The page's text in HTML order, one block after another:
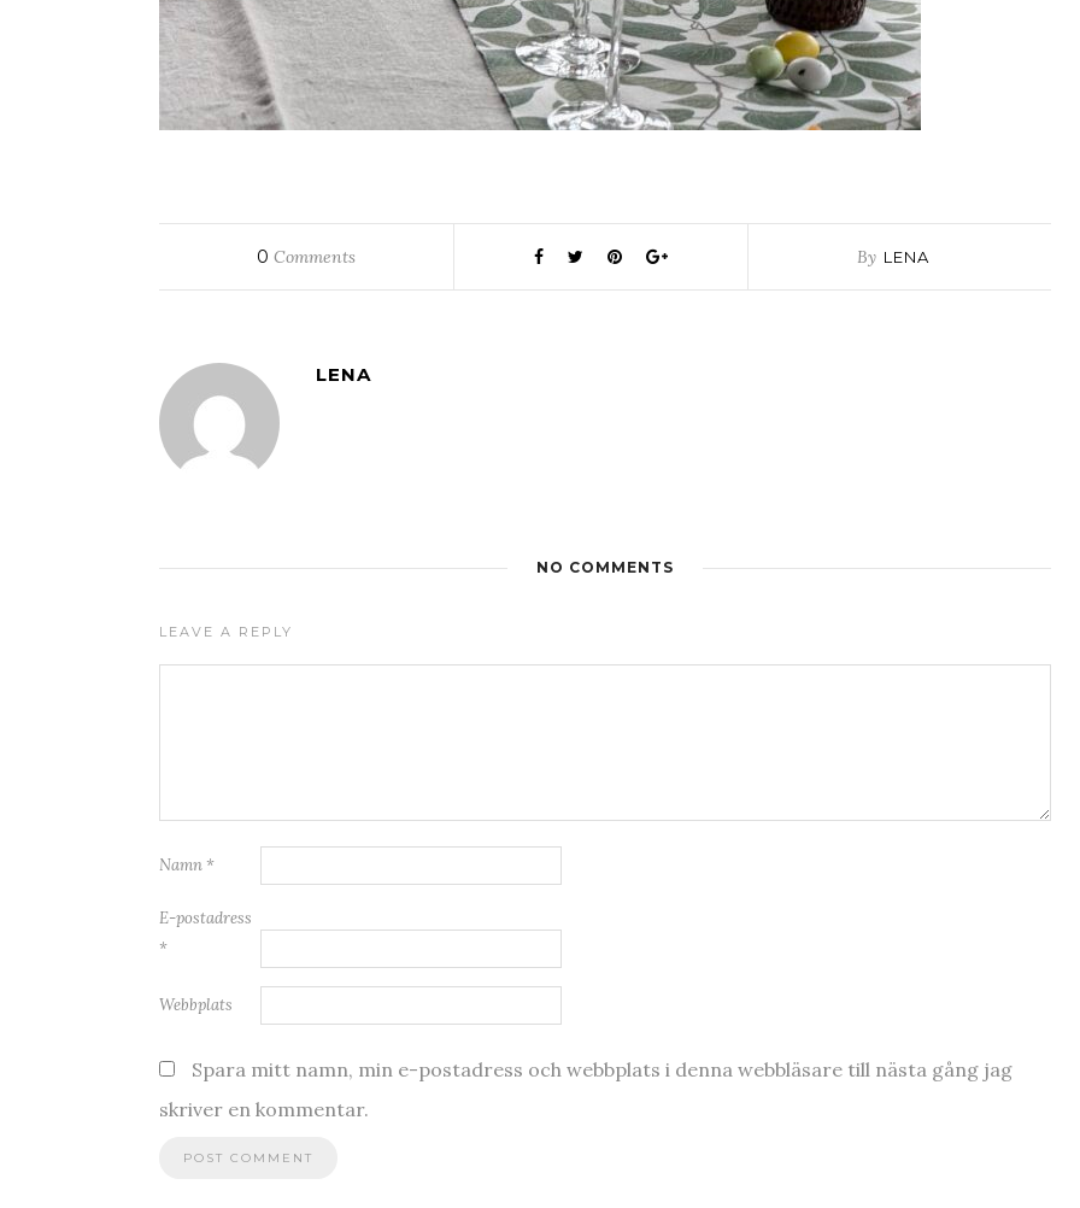
0 Comments By LENA
LENA
NO COMMENTS
LEAVE A REPLY
Namn *
E-postadress
*
Webbplats
Spara mitt namn, min e-postadress och webbplats i denna webbläsare till nästa gång jag
skriver en kommentar.